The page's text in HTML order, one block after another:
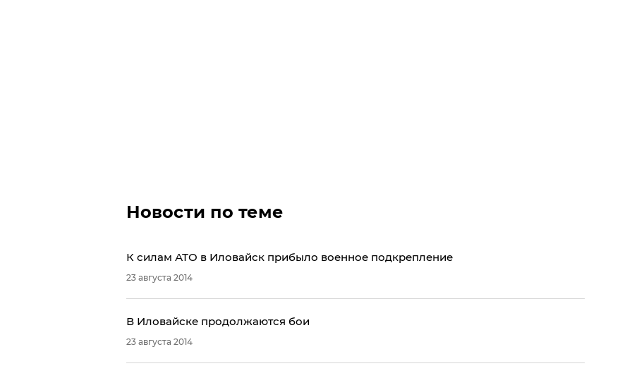
Новости по теме
К силам АТО в Иловайск прибыло военное подкрепление
23 августа 2014
​В Иловайске продолжаются бои
23 августа 2014